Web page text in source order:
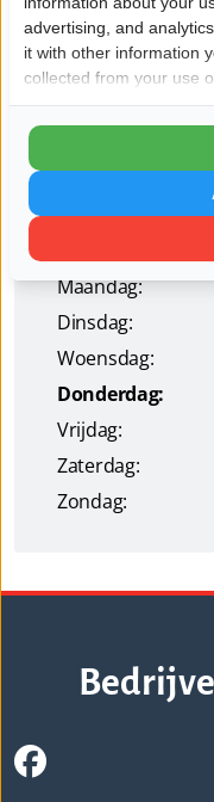
Helmondse Motoren
Wil je dat jouw bedrijf
Maandag:
Dinsdag:
Woensdag:
Donderdag:
Vrijdag:
Zaterdag:
Zondag:
advertising, and
it with other information
collected from your use